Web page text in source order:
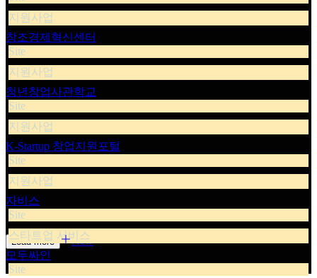
지원사업
창조경제혁신센터
Site
지원사업
청년창업사관학교
Site
지원사업
K-Startup 창업지원포털
Site
지원사업
자비스
Site
스타트업 서비스
모두싸인
Site
Load more New